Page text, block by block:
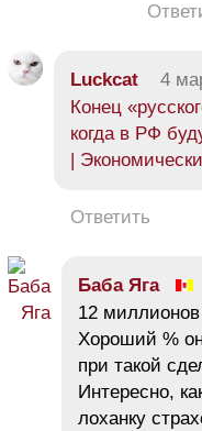
Luckcat 4
Конец
когда в РФ
|
Ответить
Баба Яга
12 миллионов
Хороший %
при такой
Интересно,
лоханку